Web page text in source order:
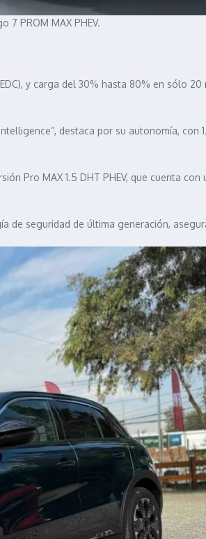
7 PROM MAX PHEV.
y carga del 30% hasta 80% en sólo
destaca por su autonomía, con
Pro MAX 1.5 DHT PHEV, que cuenta
de seguridad de última generación,